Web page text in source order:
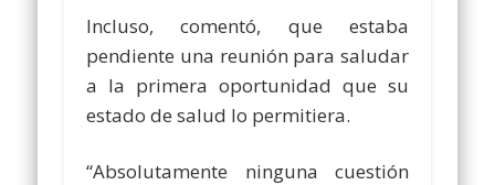
Incluso, comentó, que estaba
pendiente una reunión para saludar
a la primera oportunidad que su
estado de salud lo permitiera.
“Absolutamente ninguna cuestión